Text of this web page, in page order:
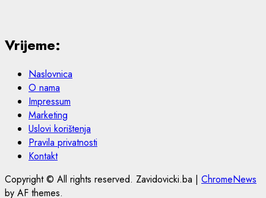
Vrijeme:
Naslovnica
O nama
Impressum
Marketing
Uslovi korištenja
Pravila privatnosti
Kontakt
Copyright © All rights reserved. Zavidovicki.ba | ChromeNews
by AF themes.